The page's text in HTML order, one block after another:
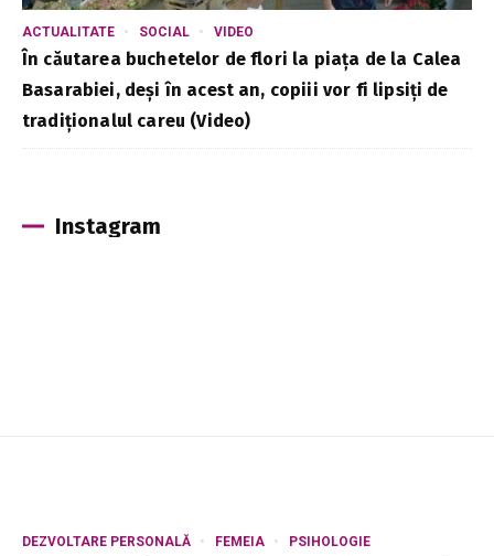
ACTUALITATE SOCIAL VIDEO
În căutarea buchetelor de flori la piața de la Calea
Basarabiei, deși în acest an, copiii vor fi lipsiți de
tradiționalul careu (Video)
Instagram
DEZVOLTARE PERSONALĂ FEMEIA PSIHOLOGIE